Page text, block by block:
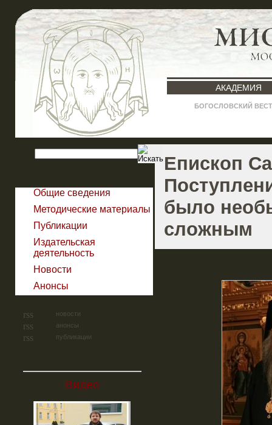
АКАДЕМИЯ
БОГОСЛОВСКИЙ
Общие сведения
Методические материалы
Публикации
Издательская
деятельность
Новости
Анонсы
новости
анонсы
публикации
Видео
Епископ
было
сложным